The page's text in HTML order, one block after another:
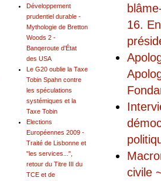
16.
civile
Développement
prudentiel durable -
Mythologie de Bretton
Woods 2 -
Banqeroute d'État
des USA
Le G20 oublie la Taxe
Tobin Spahn contre
les spéculations
systémiques et la
Taxe Tobin
Elections
Européennes 2009 -
Traité de Lisbonne et
"les services...",
retour du Titre III du
TCE et de